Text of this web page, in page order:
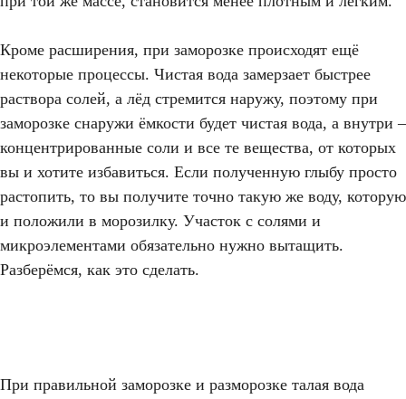
Кроме расширения, при заморозке происходят ещё
некоторые процессы. Чистая вода замерзает быстрее
раствора солей, а лёд стремится наружу, поэтому при
заморозке снаружи ёмкости будет чистая вода, а внутри –
концентрированные соли и все те вещества, от которых
вы и хотите избавиться. Если полученную глыбу просто
растопить, то вы получите точно такую же воду, которую
и положили в морозилку. Участок с солями и
микроэлементами обязательно нужно вытащить.
Разберёмся, как это сделать.
При правильной заморозке и разморозке талая вода